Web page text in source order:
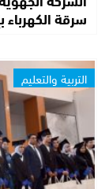
سرقة
التربية والتعليم